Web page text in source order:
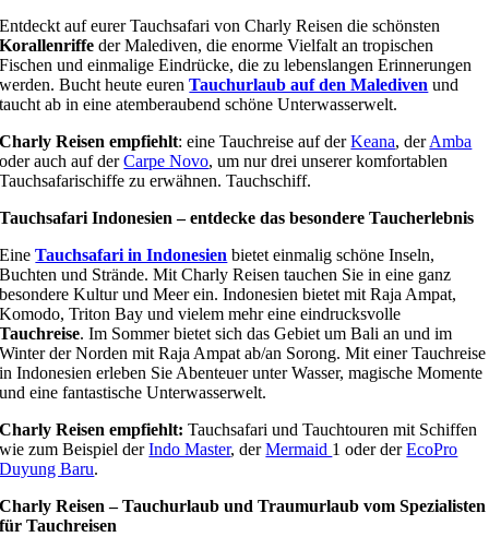
Entdeckt auf eurer Tauchsafari von Charly Reisen die schönsten
Korallenriffe der Malediven, die enorme Vielfalt an tropischen
Fischen und einmalige Eindrücke, die zu lebenslangen Erinnerungen
werden. Bucht heute eurenTauchurlaub auf den Malediven und
taucht ab in eine atemberaubend schöne Unterwasserwelt.
Charly Reisen empfiehlt: eine Tauchreise auf derKeana, derAmba
oder auch auf derCarpe Novo, um nur drei unserer komfortablen
Tauchsafarischiffe zu erwähnen. Tauchschiff.
Tauchsafari Indonesien – entdecke das besondere Taucherlebnis
EineTauchsafari in Indonesien bietet einmalig schöne Inseln,
Buchten und Strände. Mit Charly Reisen tauchen Sie in eine ganz
besondere Kultur und Meer ein. Indonesien bietet mit Raja Ampat,
Komodo, Triton Bay und vielem mehr eine eindrucksvolle
Tauchreise. Im Sommer bietet sich das Gebiet um Bali an und im
Winter der Norden mit Raja Ampat ab/an Sorong. Mit einer Tauchreise
in Indonesien erleben Sie Abenteuer unter Wasser, magische Momente
und eine fantastische Unterwasserwelt.
Charly Reisen empfiehlt: Tauchsafari und Tauchtouren mit Schiffen
wie zum Beispiel derIndo Master, derMermaid 1 oder derEcoPro
Duyung Baru.
Charly Reisen – Tauchurlaub und Traumurlaub vom Spezialisten
für Tauchreisen